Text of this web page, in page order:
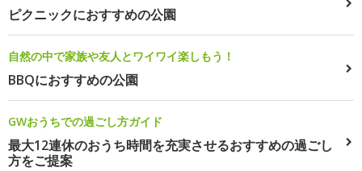
ピクニックにおすすめの公園
自然の中で家族や友人とワイワイ楽しもう！
BBQにおすすめの公園
GWおうちでの過ごし方ガイド
最大12連休のおうち時間を充実させるおすすめの過ごし
方をご提案